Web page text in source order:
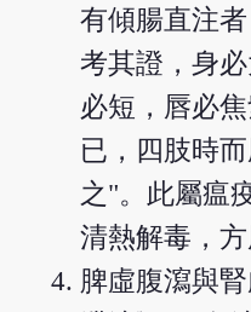
有傾腸直注
考其證，身
必短，唇必
已，四肢時
之"。此屬瘟
清熱解毒，
脾虛腹瀉與